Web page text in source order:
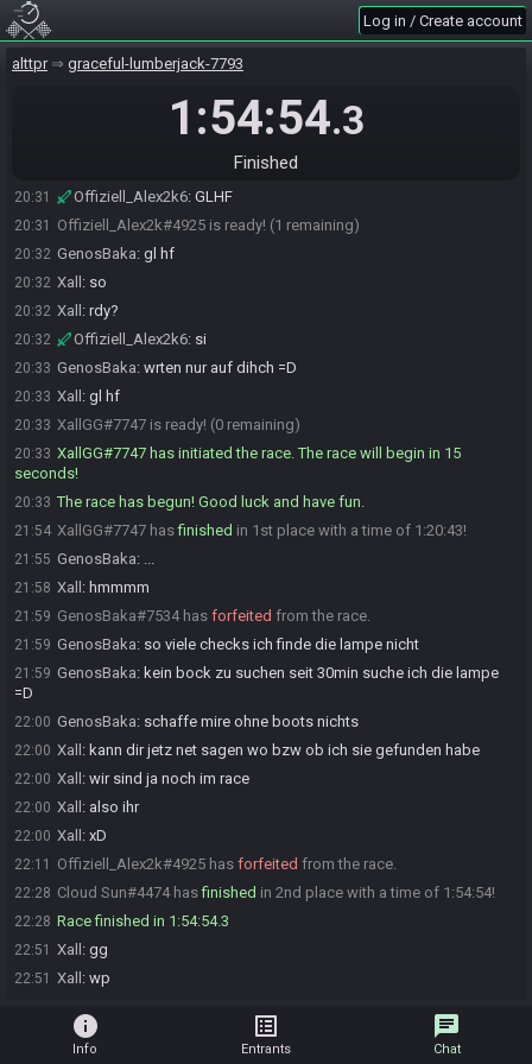
Log in / Create account
alttpr graceful-lumberjack-7793
1:54:54.3
Finished
20:30 so jetzt werden leute geballter also alex =D
20:30 yoo
Cloud Sun#4474 is ready! (3 remaining)
GenosBaka#7534 is ready! (2 remaining)
20:31 Offiziell_Alex2k6: GLHF
20:31 Offiziell_Alex2k#4925 is ready! (1 remaining)
20:32 GenosBaka: gl hf
20:32 Xall : so
20:32 Xall : rdy?
20:32 Offiziell_Alex2k6: si
20:33 GenosBaka: wrten nur auf dihch =D
20:33 Xall : gl hf
20:33 XallGG#7747 is ready! (0 remaining)
20:33 XallGG#7747 has initiated the race. The race will begin in 15
seconds!
20:33 The race has begun! Good luck and have fun.
21:54 XallGG#7747 hasfinished in 1st place with a time of 1:20:43!
21:55 GenosBaka: ...
21:58 Xall : hmmmm
21:59 GenosBaka#7534 has forfeited from the race.
21:59 GenosBaka: so viele checks ich finde die lampe nicht
21:59 GenosBaka: kein bock zu suchen seit 30min suche ich die lampe
=D
22:00 GenosBaka: schaffe mire ohne boots nichts
22:00 Xall : kann dir jetz net sagen wo bzw ob ich sie gefunden habe
22:00 Xall : wir sind ja noch im race
22:00 Xall : also ihr
22:00 Xall : xD
22:11 Offiziell_Alex2k#4925 has forfeited from the race.
22:28 Cloud Sun#4474 hasfinished in 2nd place with a time of 1:54:54!
22:28 Race finished in 1:54:54.3
22:51 Xall : gg
22:51 Xall : wp
info
Info
list_alt
Entrants
chat
Chat